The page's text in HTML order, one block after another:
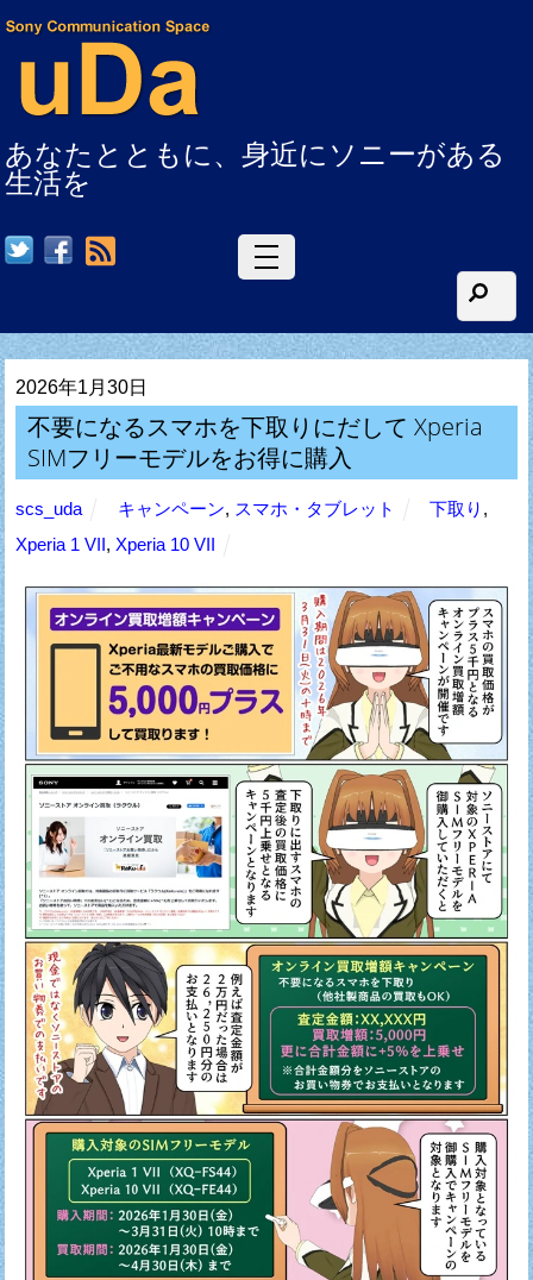
あなたとともに、身近にソニーがある
生活を
2026年1月30日
不要になるスマホを下取りにだして Xperia
SIMフリーモデルをお得に購入
scs_uda キャンペーン, スマホ・タブレット 下取り ,
Xperia 1 VII ,Xperia 10 VII